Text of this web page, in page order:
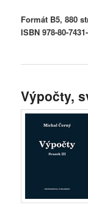
Formát B5, 880
ISBN 978-80-
Výpočty,